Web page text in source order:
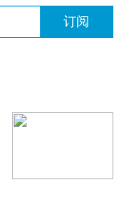
订阅